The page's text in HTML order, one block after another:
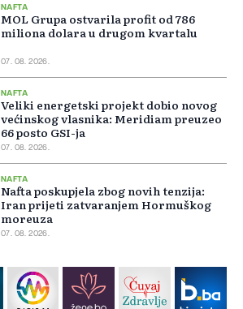
NAFTA
MOL Grupa ostvarila profit od 786
miliona dolara u drugom kvartalu
07. 08. 2026.
NAFTA
Veliki energetski projekt dobio novog
većinskog vlasnika: Meridiam preuzeo
66 posto GSI-ja
07. 08. 2026.
NAFTA
Nafta poskupjela zbog novih tenzija:
Iran prijeti zatvaranjem Hormuškog
moreuza
07. 08. 2026.